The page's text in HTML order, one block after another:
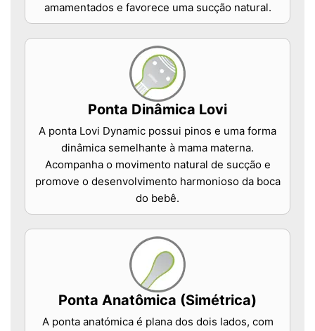
amamentados e favorece uma sucção natural.
Ponta Dinâmica Lovi
A ponta Lovi Dynamic possui pinos e uma forma
dinâmica semelhante à mama materna.
Acompanha o movimento natural de sucção e
promove o desenvolvimento harmonioso da boca
do bebê.
Ponta Anatômica (Simétrica)
A ponta anatómica é plana dos dois lados, com